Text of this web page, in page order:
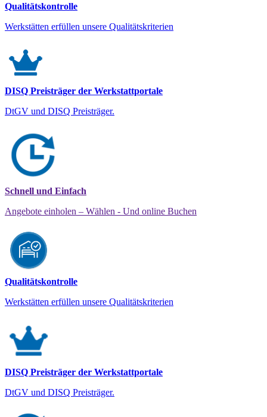
Qualitätskontrolle
Werkstätten erfüllen unsere Qualitätskriterien
DISQ Preisträger der Werkstattportale
DtGV und DISQ Preisträger.
Schnell und Einfach
Angebote einholen – Wählen - Und online Buchen
Qualitätskontrolle
Werkstätten erfüllen unsere Qualitätskriterien
DISQ Preisträger der Werkstattportale
DtGV und DISQ Preisträger.